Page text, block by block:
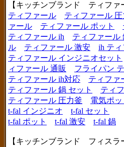
【キッチンブランド ティファ
ティファール
ティファール
ァール
ティファール ポット
ティファール ih
ティファール
ル
ティファール 激安
ih テ
ティファール インジニオセット
ィファール 通販
フライパン
ティファール ih対応
ティファ
ティファール 鍋 セット
ティ
ティファール 圧力釜
電気ポ
t-fal インジニオ
t-fal セット
t-fal ポット
t-fal 激安 t-fal 鍋
【キッチンブランド フィスラ